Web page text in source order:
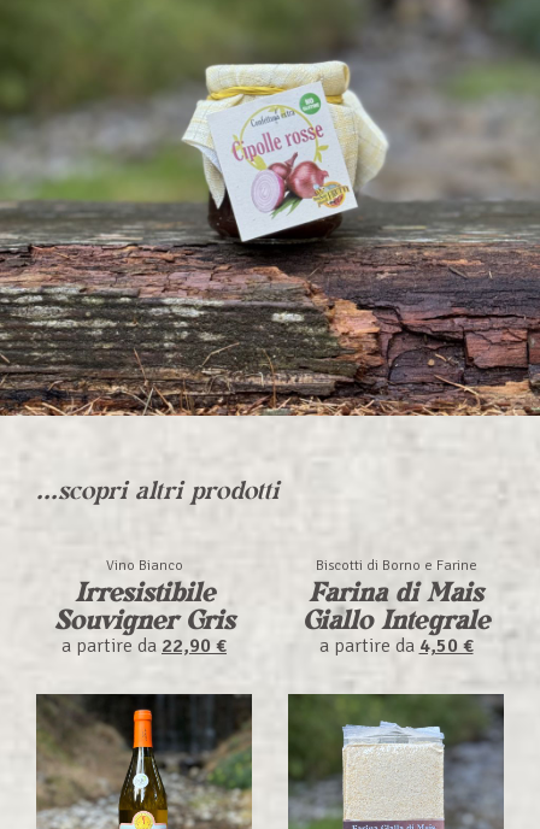
...scopri altri prodotti
Vino Bianco
Irresistibile
Souvigner Gris
a partire da 22,90 €
Biscotti di Borno e Farine
Farina di Mais
Giallo Integrale
a partire da 4,50 €